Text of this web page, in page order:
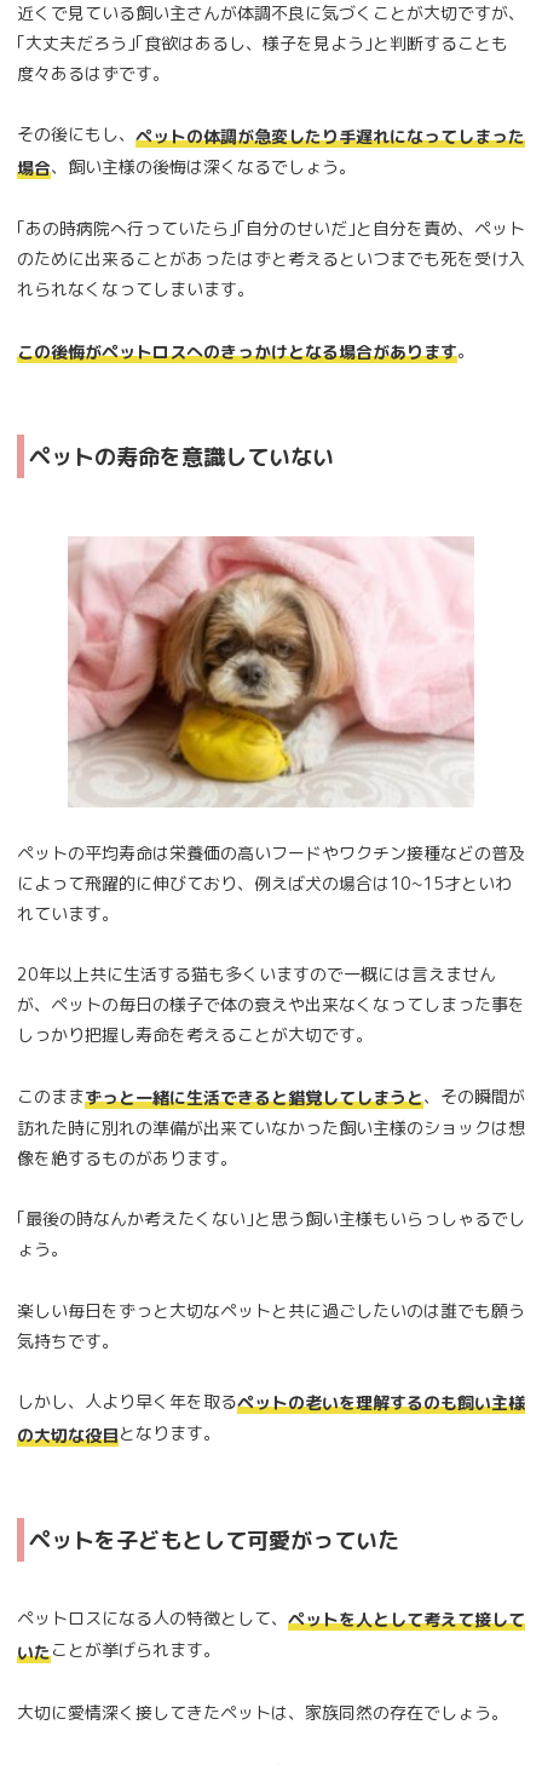
近くで見ている飼い主さんが体調不良に気づくことが大切ですが、
｢大丈夫だろう｣｢食欲はあるし、様子を見よう｣と判断することも
度々あるはずです。
その後にもし、 ペットの体調が急変したり手遅れになってしまった
場合、飼い主様の後悔は深くなるでしょう。
｢あの時病院へ行っていたら｣｢自分のせいだ｣と自分を責め、ペット
のために出来ることがあったはずと考えるといつまでも死を受け入
れられなくなってしまいます。
この後悔がペットロスへのきっかけとなる場合があります。
ペットの寿命を意識していない
ペットの平均寿命は栄養価の高いフードやワクチン接種などの普及
によって飛躍的に伸びており、例えば犬の場合は10~15才といわ
れています。
20年以上共に生活する猫も多くいますので一概には言えません
が、ペットの毎日の様子で体の衰えや出来なくなってしまった事を
しっかり把握し寿命を考えることが大切です。
このままずっと一緒に生活できると錯覚してしまうと、その瞬間が
訪れた時に別れの準備が出来ていなかった飼い主様のショックは想
像を絶するものがあります。
｢最後の時なんか考えたくない｣と思う飼い主様もいらっしゃるでし
ょう。
楽しい毎日をずっと大切なペットと共に過ごしたいのは誰でも願う
気持ちです。
しかし、人より早く年を取るペットの老いを理解するのも飼い主様
の大切な役目となります。
ペットを子どもとして可愛がっていた
ペットロスになる人の特徴として、 ペットを人として考えて接して
いたことが挙げられます。
大切に愛情深く接してきたペットは、家族同然の存在でしょう。